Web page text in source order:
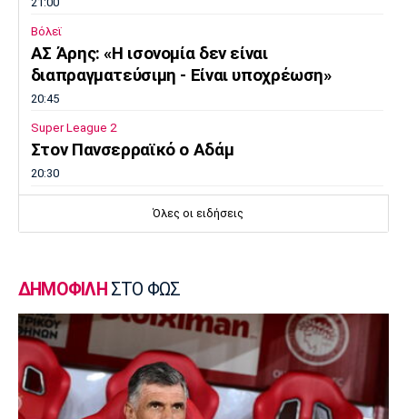
Βόλεϊ
ΑΣ Άρης: «Η ισονομία δεν είναι
διαπραγματεύσιμη - Είναι υποχρέωση»
20:45
Super League 2
Στον Πανσερραϊκό ο Αδάμ
20:30
Σ.Ε.Φ.: Παρουσίαση της νέας του μορφής
Super League 1
«Όχι του Θεμπάγιος σε σούπερ πρόταση
ελληνικής ομάδας!»
20:00
Εθνικές Μπάσκετ
Όλες οι ειδήσεις
ΔΗΜΟΦΙΛΗ ΣΤΟ ΦΩΣ